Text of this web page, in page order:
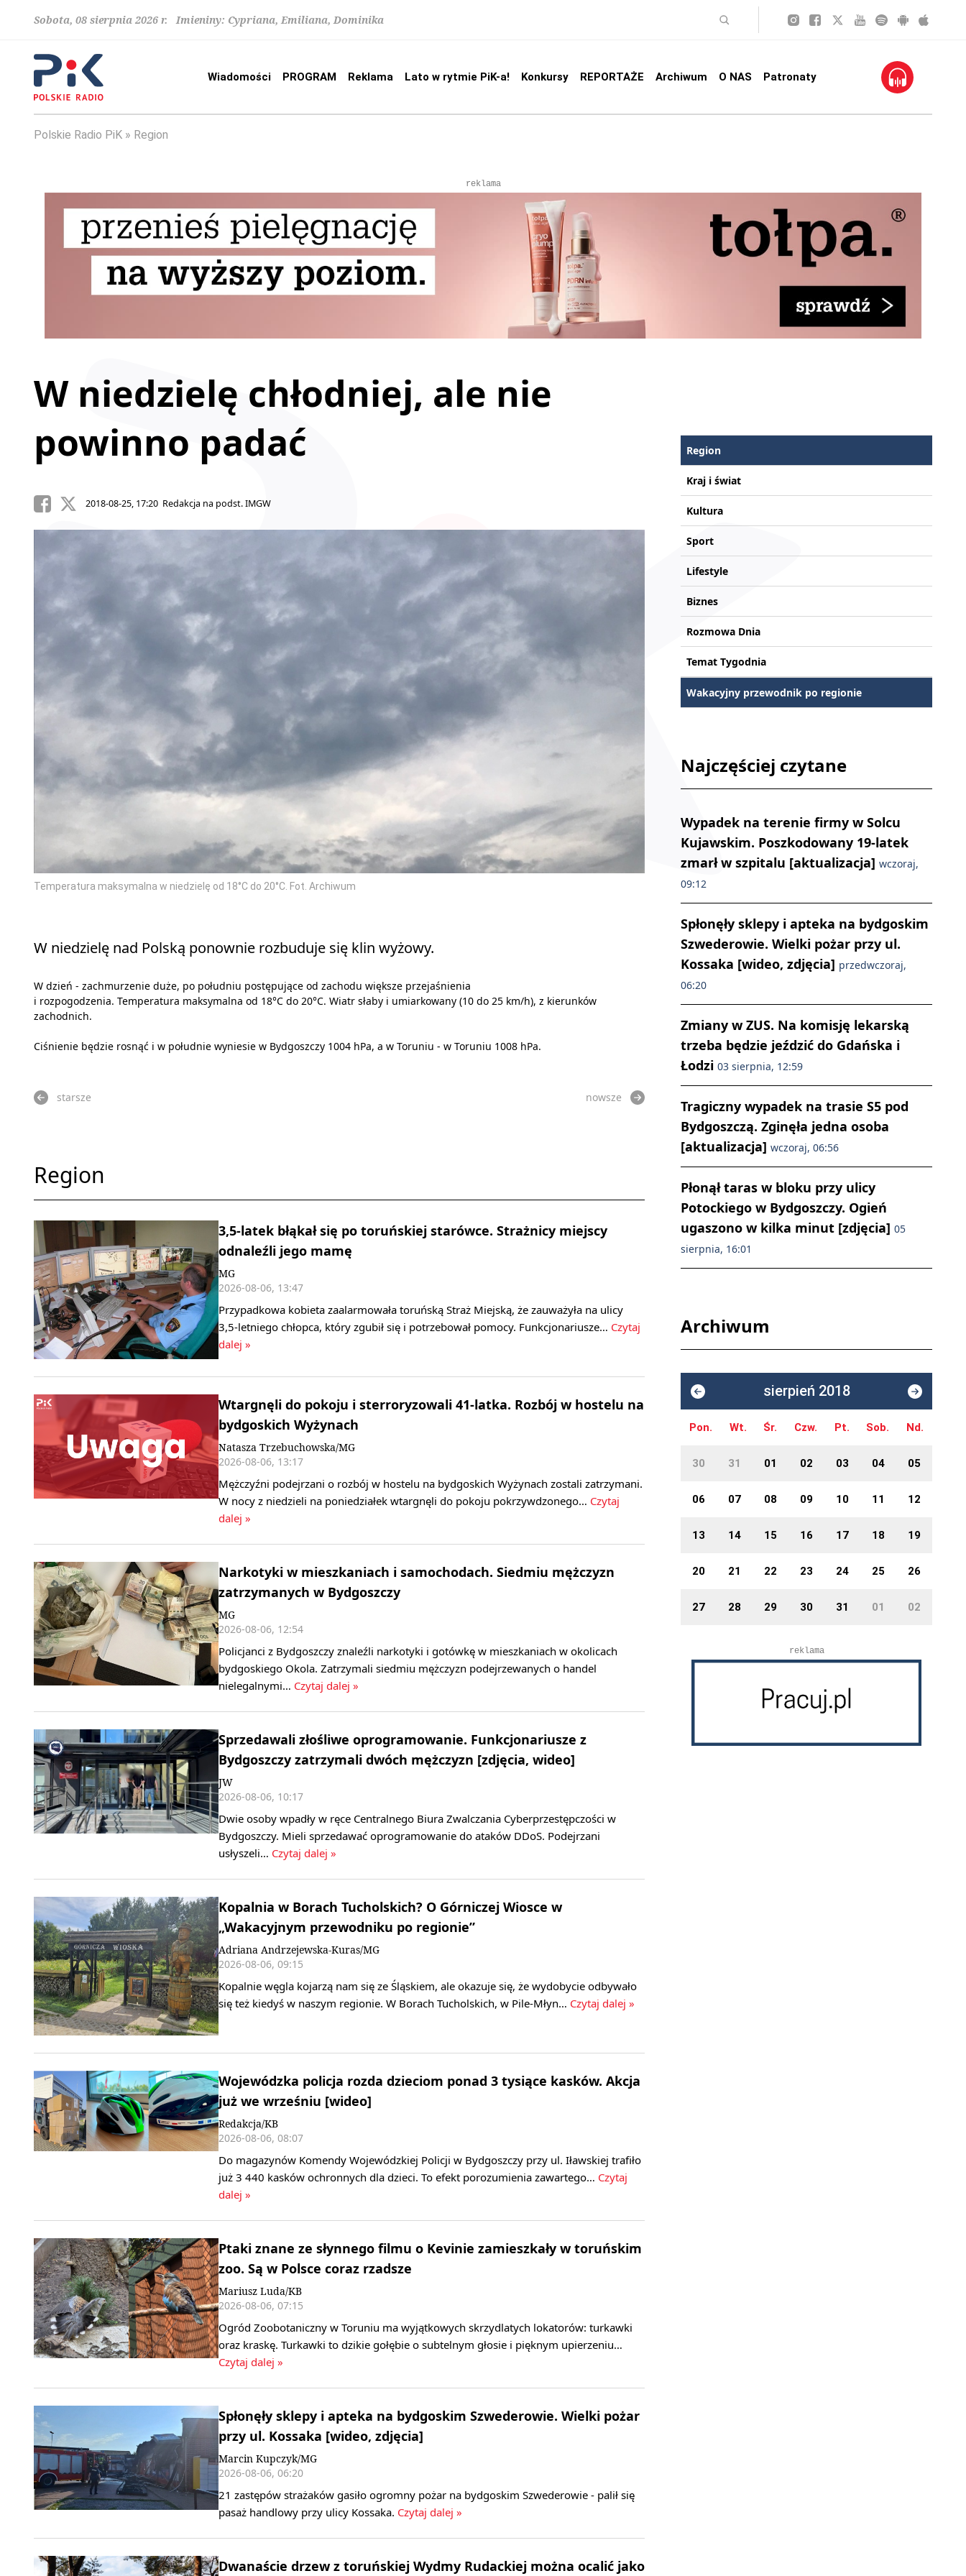
Sobota, 08 sierpnia 2026 r. Imieniny: Cypriana, Emiliana, Dominika
Wiadomości PROGRAM Reklama Lato w rytmie PiK-a! Konkursy REPORTAŻE Archiwum O NAS Patronaty
Polskie Radio PiK Region
reklama
W niedzielę chłodniej, ale nie
powinno padać
2018-08-25, 17:20 Redakcja na podst. IMGW
Temperatura maksymalna w niedzielę od 18°C do 20°C. Fot. Archiwum
W niedzielę nad Polską ponownie rozbuduje się klin wyżowy.
W dzień - zachmurzenie duże, po południu postępujące od zachodu większe przejaśnienia
i rozpogodzenia. Temperatura maksymalna od 18°C do 20°C. Wiatr słaby i umiarkowany (10 do 25 km/h), z kierunków
zachodnich.
Ciśnienie będzie rosnąć i w południe wyniesie w Bydgoszczy 1004 hPa, a w Toruniu - w Toruniu 1008 hPa.
starsze nowsze
Region
3,5-latek błąkał się po toruńskiej starówce. Strażnicy miejscy
odnaleźli jego mamę
MG
2026-08-06, 13:47
Przypadkowa kobieta zaalarmowała toruńską Straż Miejską, że zauważyła na ulicy
3,5-letniego chłopca, który zgubił się i potrzebował pomocy. Funkcjonariusze… Czytaj
dalej »
Wtargnęli do pokoju i sterroryzowali 41-latka. Rozbój w hostelu na
bydgoskich Wyżynach
Natasza Trzebuchowska/MG
2026-08-06, 13:17
Mężczyźni podejrzani o rozbój w hostelu na bydgoskich Wyżynach zostali zatrzymani.
W nocy z niedzieli na poniedziałek wtargnęli do pokoju pokrzywdzonego… Czytaj
dalej »
Narkotyki w mieszkaniach i samochodach. Siedmiu mężczyzn
zatrzymanych w Bydgoszczy
MG
2026-08-06, 12:54
Policjanci z Bydgoszczy znaleźli narkotyki i gotówkę w mieszkaniach w okolicach
bydgoskiego Okola. Zatrzymali siedmiu mężczyzn podejrzewanych o handel
nielegalnymi… Czytaj dalej »
Sprzedawali złośliwe oprogramowanie. Funkcjonariusze z
Bydgoszczy zatrzymali dwóch mężczyzn [zdjęcia, wideo]
JW
2026-08-06, 10:17
Dwie osoby wpadły w ręce Centralnego Biura Zwalczania Cyberprzestępczości w
Bydgoszczy. Mieli sprzedawać oprogramowanie do ataków DDoS. Podejrzani
usłyszeli… Czytaj dalej »
Kopalnia w Borach Tucholskich? O Górniczej Wiosce w
„Wakacyjnym przewodniku po regionie”
Adriana Andrzejewska-Kuras/MG
2026-08-06, 09:15
Kopalnie węgla kojarzą nam się ze Śląskiem, ale okazuje się, że wydobycie odbywało
się też kiedyś w naszym regionie. W Borach Tucholskich, w Pile-Młyn… Czytaj dalej »
Wojewódzka policja rozda dzieciom ponad 3 tysiące kasków. Akcja
już we wrześniu [wideo]
Redakcja/KB
2026-08-06, 08:07
Do magazynów Komendy Wojewódzkiej Policji w Bydgoszczy przy ul. Iławskiej trafiło
już 3 440 kasków ochronnych dla dzieci. To efekt porozumienia zawartego… Czytaj
dalej »
Ptaki znane ze słynnego filmu o Kevinie zamieszkały w toruńskim
zoo. Są w Polsce coraz rzadsze
Mariusz Luda/KB
2026-08-06, 07:15
Ogród Zoobotaniczny w Toruniu ma wyjątkowych skrzydlatych lokatorów: turkawki
oraz kraskę. Turkawki to dzikie gołębie o subtelnym głosie i pięknym upierzeniu…
Czytaj dalej »
Spłonęły sklepy i apteka na bydgoskim Szwederowie. Wielki pożar
przy ul. Kossaka [wideo, zdjęcia]
Marcin Kupczyk/MG
2026-08-06, 06:20
21 zastępów strażaków gasiło ogromny pożar na bydgoskim Szwederowie - palił się
pasaż handlowy przy ulicy Kossaka. Czytaj dalej »
Dwanaście drzew z toruńskiej Wydmy Rudackiej można ocalić jako
Region
Kraj i świat
Kultura
Sport
Lifestyle
Biznes
Rozmowa Dnia
Temat Tygodnia
Wakacyjny przewodnik po regionie
Najczęściej czytane
Wypadek na terenie firmy w Solcu
Kujawskim. Poszkodowany 19-latek
zmarł w szpitalu [aktualizacja] wczoraj,
09:12
Spłonęły sklepy i apteka na bydgoskim
Szwederowie. Wielki pożar przy ul.
Kossaka [wideo, zdjęcia] przedwczoraj,
06:20
Zmiany w ZUS. Na komisję lekarską
trzeba będzie jeździć do Gdańska i
Łodzi 03 sierpnia, 12:59
Tragiczny wypadek na trasie S5 pod
Bydgoszczą. Zginęła jedna osoba
[aktualizacja] wczoraj, 06:56
Płonął taras w bloku przy ulicy
Potockiego w Bydgoszczy. Ogień
ugaszono w kilka minut [zdjęcia] 05
sierpnia, 16:01
Archiwum
sierpień 2018
Pon. Wt. Śr. Czw. Pt. Sob. Nd.
30 31 01 02 03 04 05
06 07 08 09 10 11 12
13 14 15 16 17 18 19
20 21 22 23 24 25 26
27 28 29 30 31 01 02
reklama